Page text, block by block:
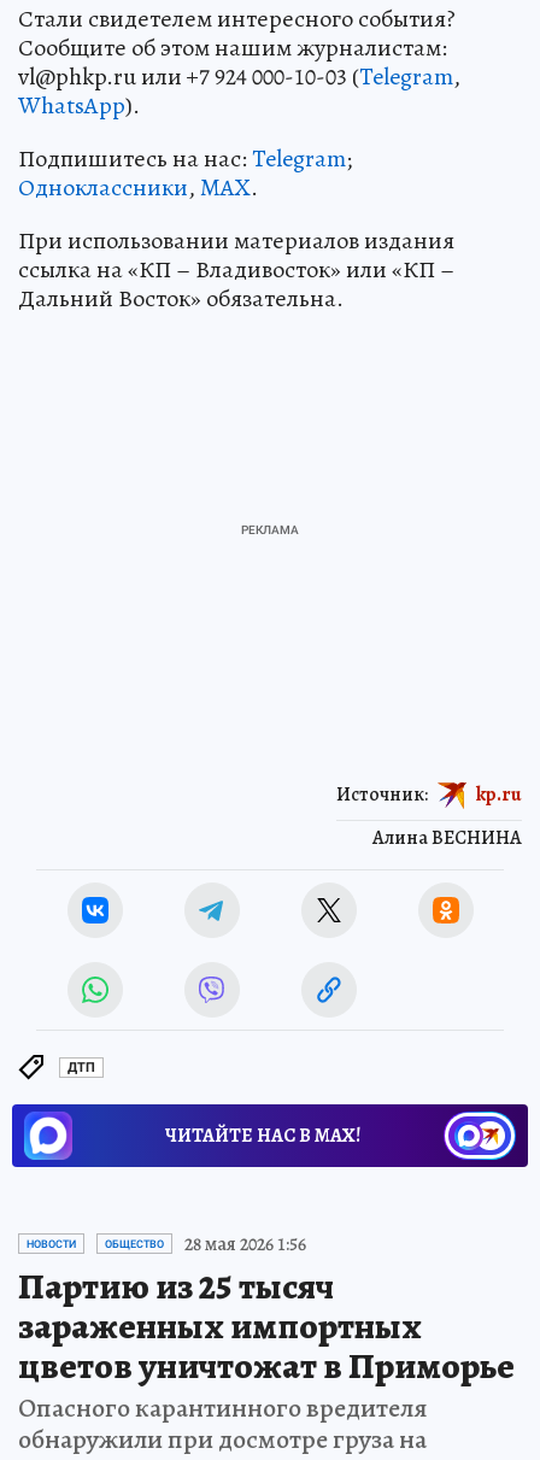
Стали свидетелем интересного события?
Сообщите об этом нашим журналистам:
vl@phkp.ru или +7 924 000-10-03 (Telegram,
WhatsApp).
Подпишитесь на нас:Telegram;
Одноклассники,MAX.
При использовании материалов издания
ссылка на «КП – Владивосток» или «КП –
Дальний Восток» обязательна.
Алина ВЕСНИНА
Источник: kp.ru
ДТП
ЧИТАЙТЕ НАС В МАХ!
НОВОСТИ ОБЩЕСТВО 28 мая 2026 1:56
Партию из 25 тысяч
зараженных импортных
цветов уничтожат в Приморье
Опасного карантинного вредителя
обнаружили при досмотре груза на